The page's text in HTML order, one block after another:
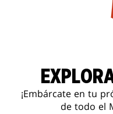
¡Embárcate en tu
de todo el